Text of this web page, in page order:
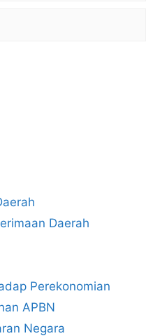
Daerah
Perekonomian
APBN
Negara